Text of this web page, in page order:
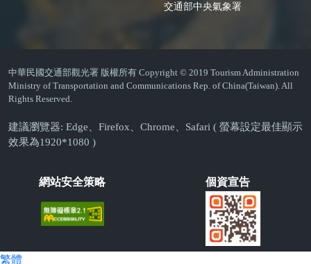
交通部中央氣象署
中華民國交通部觀光署 版權所有 Copyright © 2019 Tourism Administration
Ministry of Transportation and Communications Rep. of China(Taiwan). All
Rights Reserved.
建議瀏覽器: Edge、Firefox、Chrome、Safari ( 螢幕設定最佳顯示
效果為1920*1080 )
網站安全策略 個資宣告
繁體